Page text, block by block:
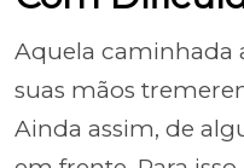
Aquela caminhada
suas mãos
Ainda assim, de